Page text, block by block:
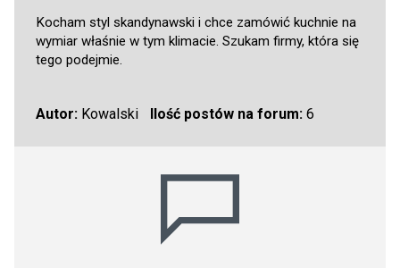
Kocham styl skandynawski i chce zamówić kuchnie na
wymiar właśnie w tym klimacie. Szukam firmy, która się
tego podejmie.
Autor: Kowalski Ilość postów na forum:6